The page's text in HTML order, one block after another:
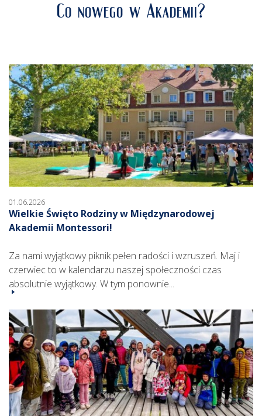
Co nowego w Akademii?
01.06.2026
Wielkie Święto Rodziny w Międzynarodowej
Akademii Montessori!
Za nami wyjątkowy piknik pełen radości i wzruszeń. Maj i
czerwiec to w kalendarzu naszej społeczności czas
absolutnie wyjątkowy. W tym ponownie...